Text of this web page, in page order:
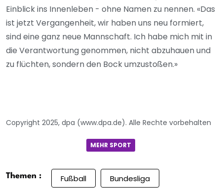
Einblick ins Innenleben - ohne Namen zu nennen. «Das
ist jetzt Vergangenheit, wir haben uns neu formiert,
sind eine ganz neue Mannschaft. Ich habe mich mit in
die Verantwortung genommen, nicht abzuhauen und
zu flüchten, sondern den Bock umzustoßen.»
Copyright 2025, dpa (www.dpa.de). Alle Rechte vorbehalten
MEHR SPORT
Themen : Fußball Bundesliga